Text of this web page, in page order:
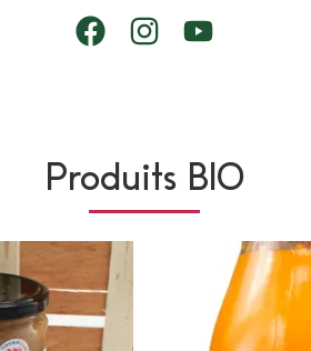
Produits BIO